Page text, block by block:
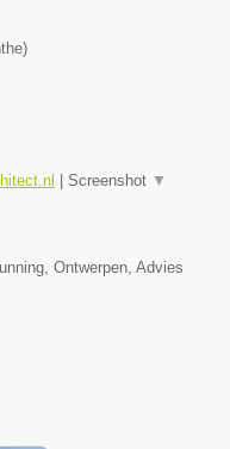
)
Screenshot ▼
Ontwerpen, Advies